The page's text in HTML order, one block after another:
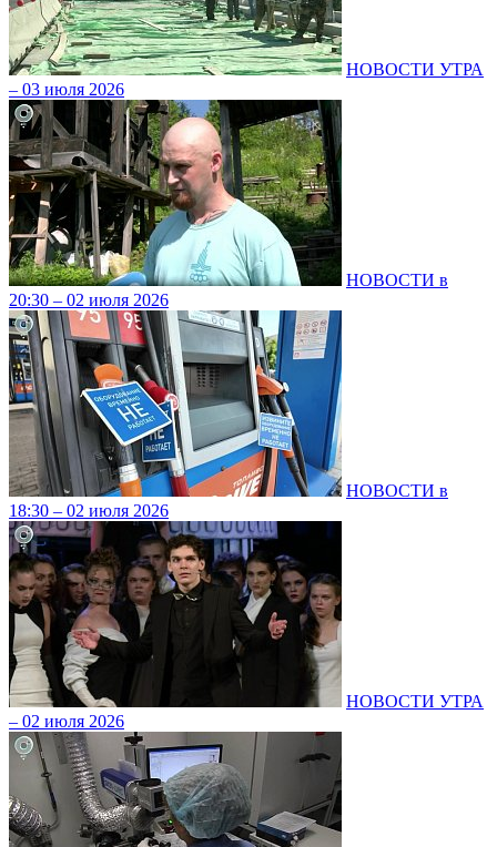
НОВОСТИ УТРА
– 03 июля 2026
НОВОСТИ в
20:30 – 02 июля 2026
НОВОСТИ в
18:30 – 02 июля 2026
НОВОСТИ УТРА
– 02 июля 2026